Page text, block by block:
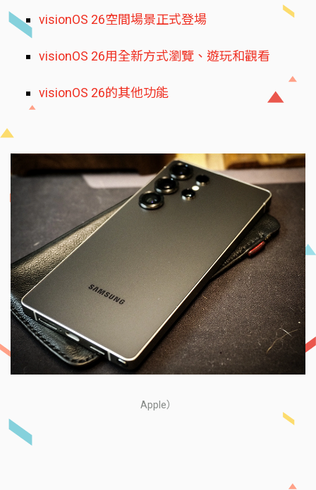
visionOS 26空間場景正式登場
visionOS 26用全新方式瀏覽、遊玩和觀看
visionOS 26的其他功能
Apple）